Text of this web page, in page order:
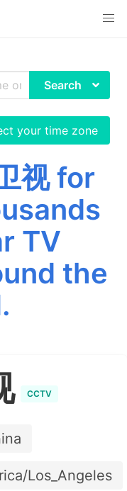
Search
your time zone
视 for
TV
the
CCTV
Los_Angeles